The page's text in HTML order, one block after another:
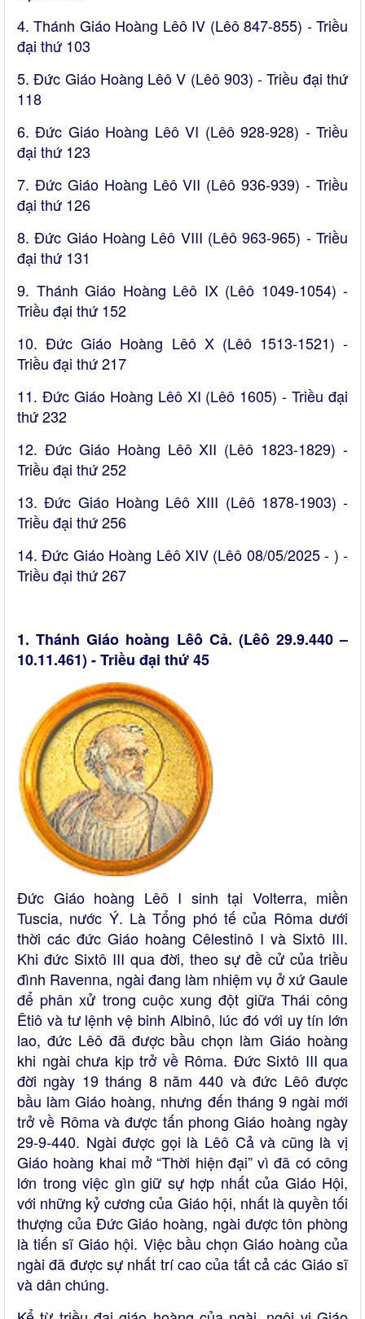
4. Thánh Giáo Hoàng Lêô IV (Lêô 847-855) - Triều
đại thứ 103
5. Đức Giáo Hoàng Lêô V (Lêô 903) - Triều đại thứ
118
6. Đức Giáo Hoàng Lêô VI (Lêô 928-928) - Triều
đại thứ 123
7. Đức Giáo Hoàng Lêô VII (Lêô 936-939) - Triều
đại thứ 126
8. Đức Giáo Hoàng Lêô VIII (Lêô 963-965) - Triều
đại thứ 131
9. Thánh Giáo Hoàng Lêô IX (Lêô 1049-1054) -
Triều đại thứ 152
10. Đức Giáo Hoàng Lêô X (Lêô 1513-1521) -
Triều đại thứ 217
11. Đức Giáo Hoàng Lêô XI (Lêô 1605) - Triều đại
thứ 232
12. Đức Giáo Hoàng Lêô XII (Lêô 1823-1829) -
Triều đại thứ 252
13. Đức Giáo Hoàng Lêô XIII (Lêô 1878-1903) -
Triều đại thứ 256
14. Đức Giáo Hoàng Lêô XIV (Lêô 08/05/2025 - ) -
Triều đại thứ 267
1. Thánh Giáo hoàng Lêô Cả. (Lêô 29.9.440 –
10.11.461) - Triều đại thứ 45
Đức Giáo hoàng Lêô I sinh tại Volterra, miền
Tuscia, nước Ý. Là Tổng phó tế của Rôma dưới
thời các đức Giáo hoàng Cêlestinô I và Sixtô III.
Khi đức Sixtô III qua đời, theo sự đề cử của triều
đình Ravenna, ngài đang làm nhiệm vụ ở xứ Gaule
để phân xử trong cuộc xung đột giữa Thái công
Êtiô và tư lệnh vệ binh Albinô, lúc đó với uy tín lớn
lao, đức Lêô đã được bầu chọn làm Giáo hoàng
khi ngài chưa kịp trở về Rôma. Đức Sixtô III qua
đời ngày 19 tháng 8 năm 440 và đức Lêô được
bầu làm Giáo hoàng, nhưng đến tháng 9 ngài mới
trở về Rôma và được tấn phong Giáo hoàng ngày
29-9-440. Ngài được gọi là Lêô Cả và cũng là vị
Giáo hoàng khai mở “Thời hiện đại” vì đã có công
lớn trong việc gìn giữ sự hợp nhất của Giáo Hội,
với những kỷ cương của Giáo hội, nhất là quyền tối
thượng của Đức Giáo hoàng, ngài được tôn phòng
là tiến sĩ Giáo hội. Việc bầu chọn Giáo hoàng của
ngài đã được sự nhất trí cao của tất cả các Giáo sĩ
và dân chúng.